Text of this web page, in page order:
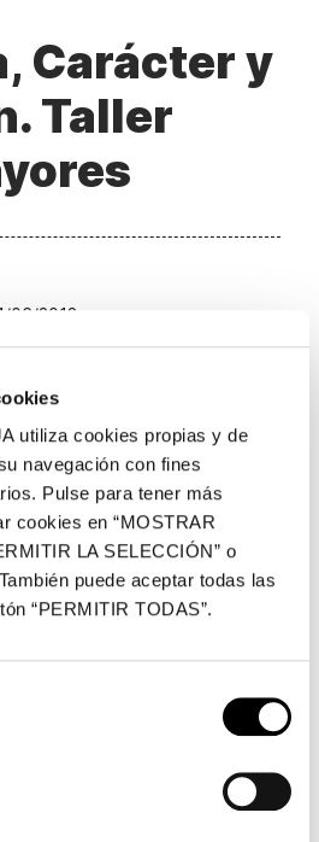
utiliza cookies propias y de
navegación con fines
Pulse para tener más
cookies en “MOSTRAR
LA SELECCIÓN” o
puede aceptar todas las
“PERMITIR TODAS”.
Carácter y
Taller
06/2018
Valencia
un taller para mayores
Zuloaga. Carácter y emoción
visitar hasta agosto de 2018,
por la obra de Zuloaga
de 66 lienzos que ofrecen
el artista contaba con 18